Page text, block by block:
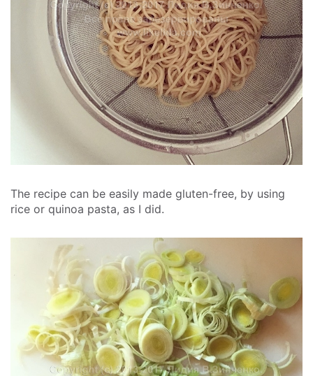
The recipe can be easily made gluten-free, by using
rice or quinoa pasta, as I did.